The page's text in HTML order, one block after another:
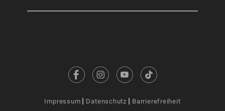
Impressum Datenschutz Barrierefreiheit